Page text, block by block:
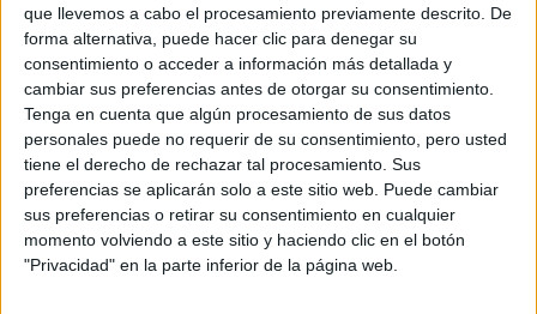
que llevemos a cabo el procesamiento previamente descrito. De
forma alternativa, puede hacer clic para denegar su
consentimiento o acceder a información más detallada y
cambiar sus preferencias antes de otorgar su consentimiento.
Tenga en cuenta que algún procesamiento de sus datos
personales puede no requerir de su consentimiento, pero usted
tiene el derecho de rechazar tal procesamiento. Sus
preferencias se aplicarán solo a este sitio web. Puede cambiar
sus preferencias o retirar su consentimiento en cualquier
momento volviendo a este sitio y haciendo clic en el botón
"Privacidad" en la parte inferior de la página web.
Soy estudiante de:*
Términos y Condiciones de Uso
Aceptolos Términos y Condicionesde uso*